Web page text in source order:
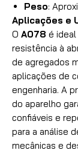
Peso:
Aplicações e
O A078 é ideal
resistência à
de agregados
aplicações de
engenharia. A
do aparelho
confiáveis e
para a análise
mecânicas e